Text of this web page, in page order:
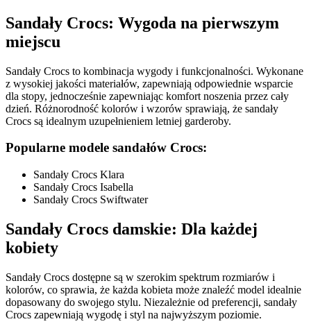
Sandały Crocs: Wygoda na pierwszym
miejscu
Sandały Crocs to kombinacja wygody i funkcjonalności. Wykonane
z wysokiej jakości materiałów, zapewniają odpowiednie wsparcie
dla stopy, jednocześnie zapewniając komfort noszenia przez cały
dzień. Różnorodność kolorów i wzorów sprawiają, że sandały
Crocs są idealnym uzupełnieniem letniej garderoby.
Popularne modele sandałów Crocs:
Sandały Crocs Klara
Sandały Crocs Isabella
Sandały Crocs Swiftwater
Sandały Crocs damskie: Dla każdej
kobiety
Sandały Crocs dostępne są w szerokim spektrum rozmiarów i
kolorów, co sprawia, że każda kobieta może znaleźć model idealnie
dopasowany do swojego stylu. Niezależnie od preferencji, sandały
Crocs zapewniają wygodę i styl na najwyższym poziomie.